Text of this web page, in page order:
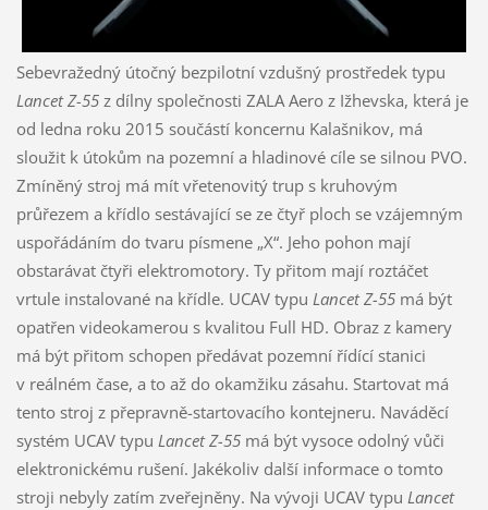
Sebevražedný útočný bezpilotní vzdušný prostředek typu
Lancet Z-55z dílny společnosti ZALA Aero z Ižhevska, která je
od ledna roku 2015 součástí koncernu Kalašnikov, má
sloužit k útokům na pozemní a hladinové cíle se silnou PVO.
Zmíněný stroj má mít vřetenovitý trup s kruhovým
průřezem a křídlo sestávající se ze čtyř ploch se vzájemným
uspořádáním do tvaru písmene „X“. Jeho pohon mají
obstarávat čtyři elektromotory. Ty přitom mají roztáčet
vrtule instalované na křídle. UCAV typu Lancet Z-55má být
opatřen videokamerou s kvalitou Full HD. Obraz z kamery
má být přitom schopen předávat pozemní řídící stanici
v reálném čase, a to až do okamžiku zásahu. Startovat má
tento stroj z přepravně-startovacího kontejneru. Naváděcí
systém UCAV typu Lancet Z-55má být vysoce odolný vůči
elektronickému rušení. Jakékoliv další informace o tomto
stroji nebyly zatím zveřejněny. Na vývoji UCAV typu Lancet